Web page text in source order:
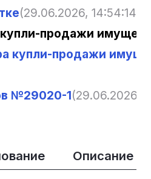
(29.06.2026, 14:54:14)
продажи
купли-продажи
№29020-1(29.06.2026,
Описание